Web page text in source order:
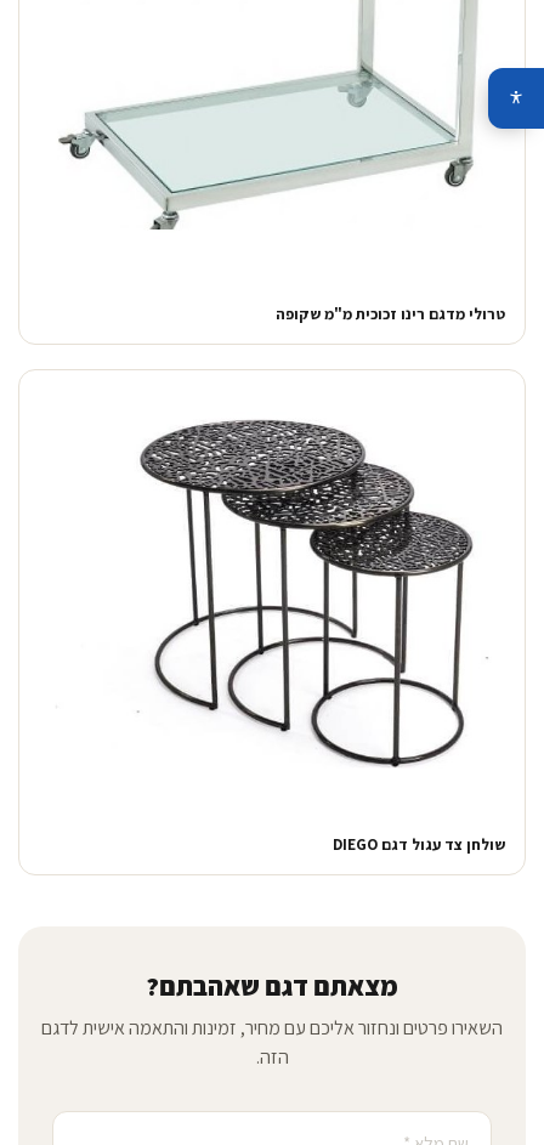
טרולי מדגם רינו זכוכית מ"מ שקופה
שולחן צד עגול דגם DIEGO
מצאתם דגם שאהבתם?
השאירו פרטים ונחזור אליכם עם מחיר, זמינות והתאמה אישית לדגם
הזה.